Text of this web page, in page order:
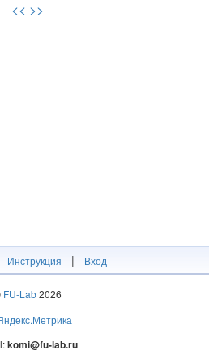
<< >>
Инструкция | Вход
FU-Lab2026
komi@fu-lab.ru